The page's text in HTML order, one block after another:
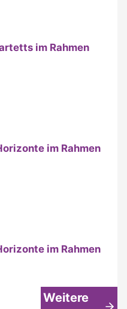
im Rahmen
im Rahmen
im Rahmen
Weitere